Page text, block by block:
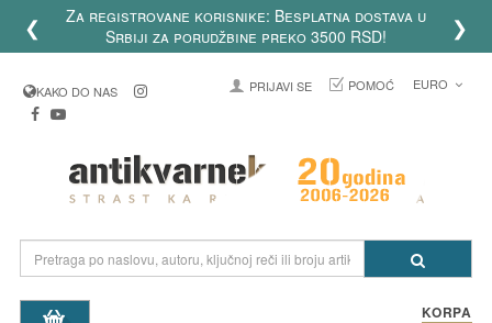
❮
Za registrovane korisnike: Besplatna dostava u
Srbiji za porudžbine preko 3500 RSD!
❯
KAKO DO NAS PRIJAVI SE POMOĆ EURO
KORPA